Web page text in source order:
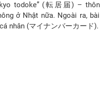
todoke” (転居届) –
ở Nhật nữa. Ngoài ra,
nhân (マイナンバーカード).